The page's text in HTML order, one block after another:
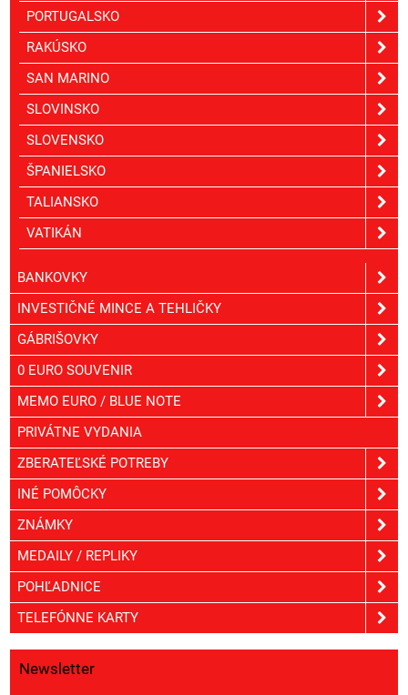
PORTUGALSKO
RAKÚSKO
SAN MARINO
SLOVINSKO
SLOVENSKO
ŠPANIELSKO
TALIANSKO
VATIKÁN
BANKOVKY
INVESTIČNÉ MINCE A TEHLIČKY
GÁBRIŠOVKY
0 EURO SOUVENIR
MEMO EURO / BLUE NOTE
PRIVÁTNE VYDANIA
ZBERATEĽSKÉ POTREBY
INÉ POMÔCKY
ZNÁMKY
MEDAILY / REPLIKY
POHĽADNICE
TELEFÓNNE KARTY
Newsletter